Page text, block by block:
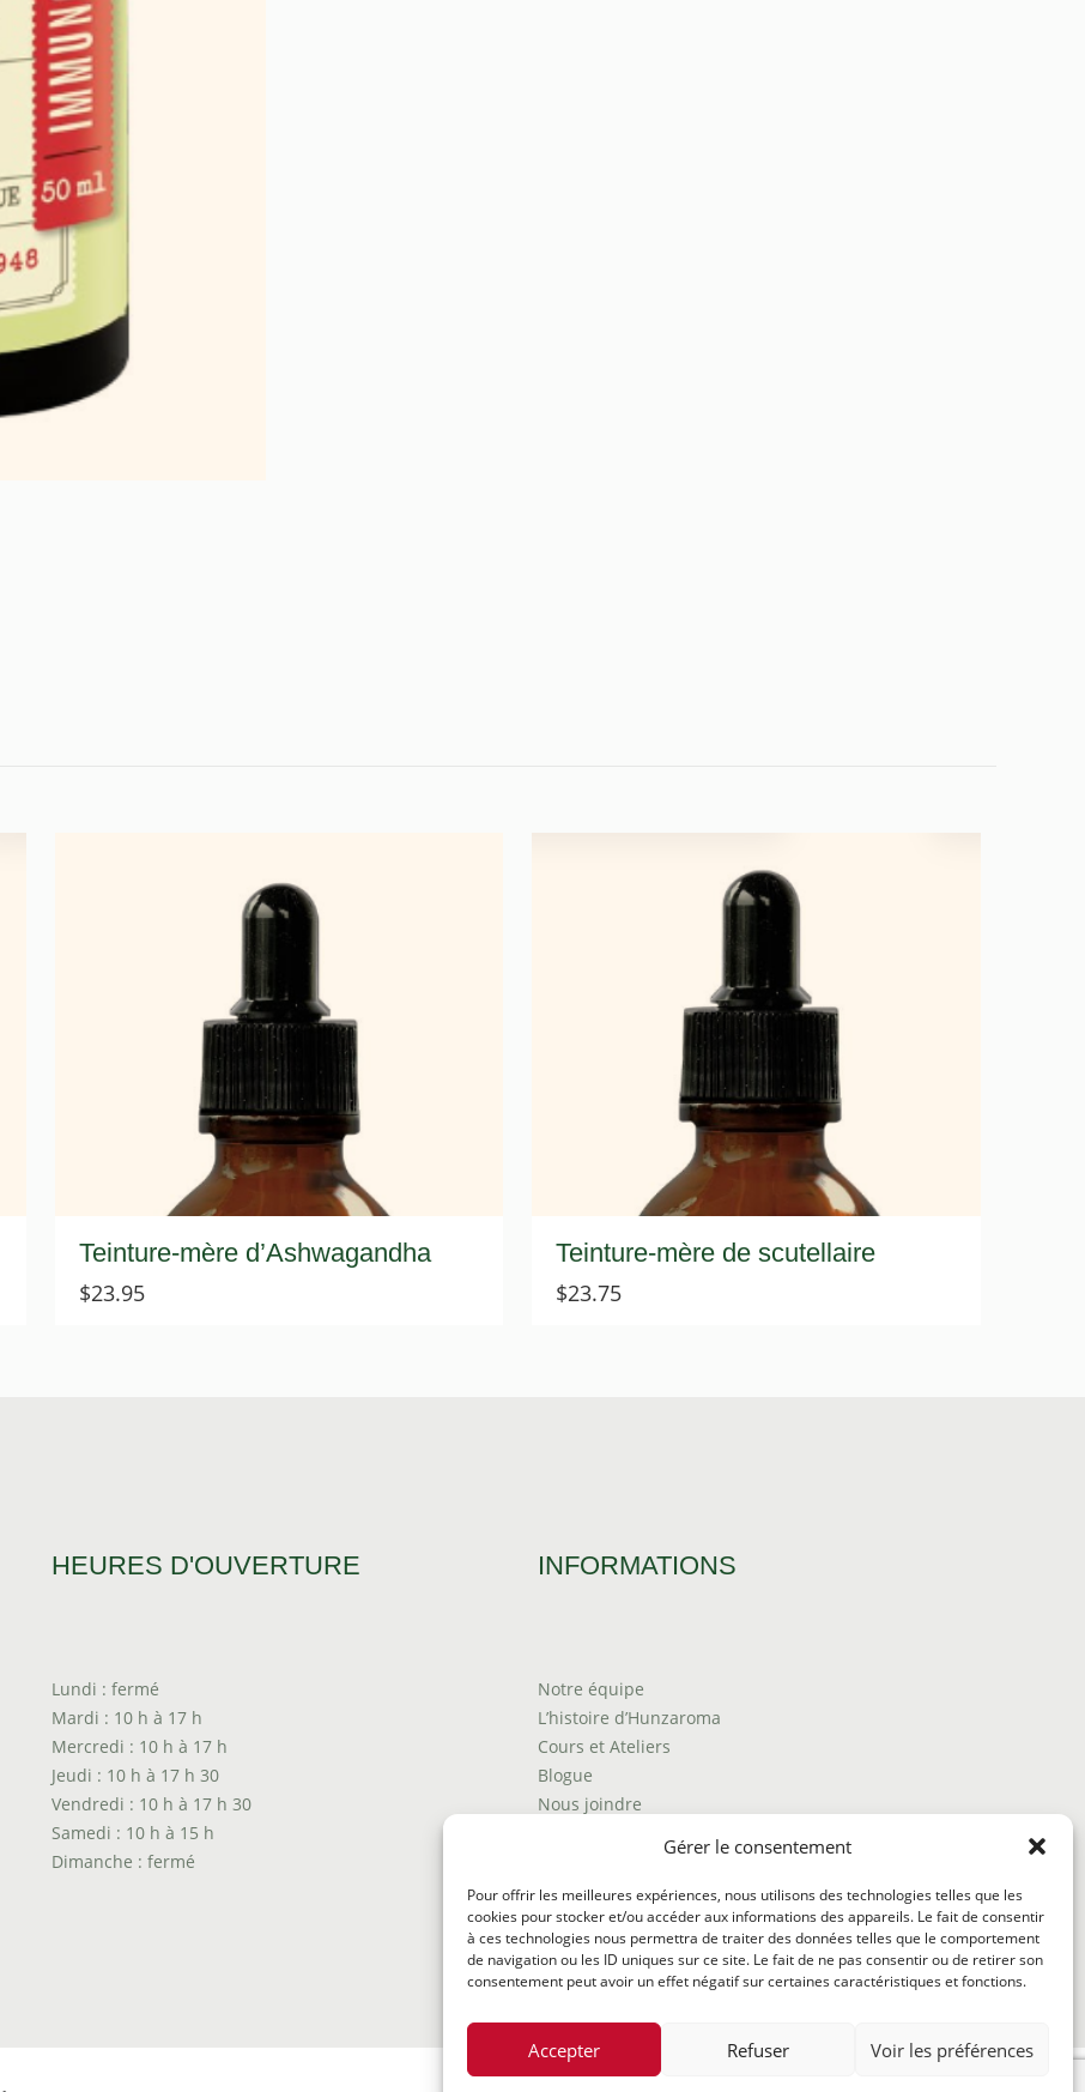
Gérer le consentement
Pour offrir les meilleures expériences, nous utilisons des technologies telles que les
cookies pour stocker et/ou accéder aux informations des appareils. Le fait de consentir
à ces technologies nous permettra de traiter des données telles que le comportement
de navigation ou les ID uniques sur ce site. Le fait de ne pas consentir ou de retirer son
consentement peut avoir un effet négatif sur certaines caractéristiques et fonctions.
Accepter Refuser Voir les préférences
Teinture-mère d’Ashwagandha
$23.95
Teinture-mère de scutellaire
$23.75
HEURES D'OUVERTURE
Lundi : fermé
Mardi : 10 h à 17 h
Mercredi : 10 h à 17 h
Jeudi : 10 h à 17 h 30
Vendredi : 10 h à 17 h 30
Samedi : 10 h à 15 h
Dimanche : fermé
INFORMATIONS
Notre équipe
L’histoire d’Hunzaroma
Cours et Ateliers
Blogue
Nous joindre
Termes et conditions
Politique de remboursement